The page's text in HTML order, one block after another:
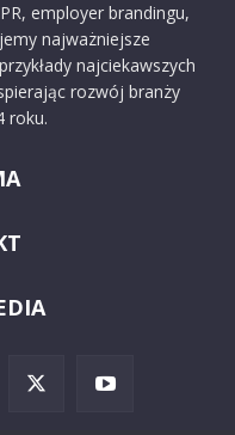
employer brandingu,
najważniejsze
najciekawszych
rozwój branży
roku.